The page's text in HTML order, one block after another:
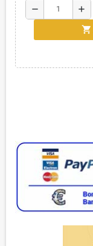
remove add
shopping_cart